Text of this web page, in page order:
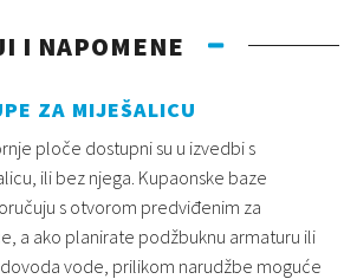
I NAPOMENE
ZA MIJEŠALICU
ploče dostupni su u izvedbi s
ili bez njega. Kupaonske baze
s otvorom predviđenim za
a ako planirate podžbuknu armaturu ili
vode, prilikom narudžbe moguće